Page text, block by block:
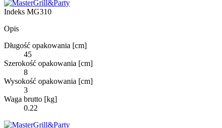
Indeks MG310
Opis
Długość opakowania [cm]
45
Szerokość opakowania [cm]
8
Wysokość opakowania [cm]
3
Waga brutto [kg]
0.22